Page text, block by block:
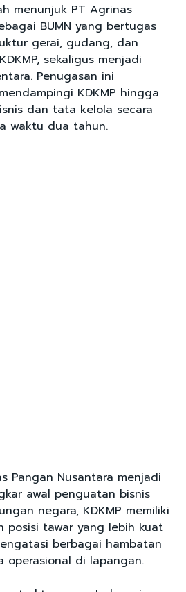
menunjuk PT Agrinas
BUMN yang bertugas
gerai, gudang, dan
sekaligus menjadi
Penugasan ini
KDKMP hingga
dan tata kelola secara
waktu dua tahun.
Pangan Nusantara menjadi
awal penguatan bisnis
negara, KDKMP memiliki
posisi tawar yang lebih kuat
berbagai hambatan
operasional di lapangan.